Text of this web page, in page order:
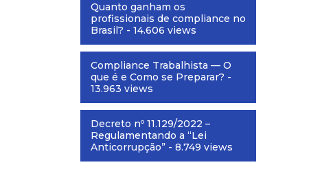
Quanto ganham os
profissionais de compliance no
Brasil? - 14.606 views
Compliance Trabalhista — O
que é e Como se Preparar? -
13.963 views
Decreto nº 11.129/2022 –
Regulamentando a “Lei
Anticorrupção” - 8.749 views